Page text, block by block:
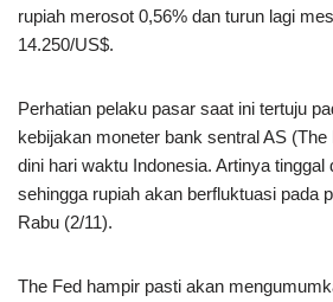
rupiah merosot 0,56% dan turun lagi
14.250/US$.
Perhatian pelaku pasar saat ini tertuju
kebijakan moneter bank sentral AS
dini hari waktu Indonesia. Artinya tinggal
sehingga rupiah akan berfluktuasi pada
Rabu (2/11).
The Fed hampir pasti akan